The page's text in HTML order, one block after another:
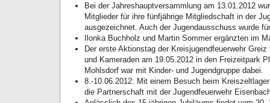
Bei der Jahreshauptversammlung am 13.01.2012
Mitglieder für ihre fünfjährige Mitgliedschaft in der
ausgezeichnet. Auch der Jugendausschuss wurde
Ilonka Buchholz und Martin Sommer ergänzten im
Der erste Aktionstag der Kreisjugendfeuerwehr
und Kameraden am 19.05.2012 in den Freizeitpark
Mohlsdorf war mit Kinder- und Jugendgruppe dabei.
8.-10.06.2012: Mit einem Besuch beim
die Partnerschaft mit der Jugendfeuerwehr